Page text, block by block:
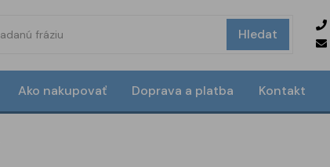
Hledat
Ako nakupovať Doprava a platba Kontakt